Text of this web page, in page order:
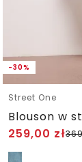
-30%
Street One
Blouson w
259,00 zł